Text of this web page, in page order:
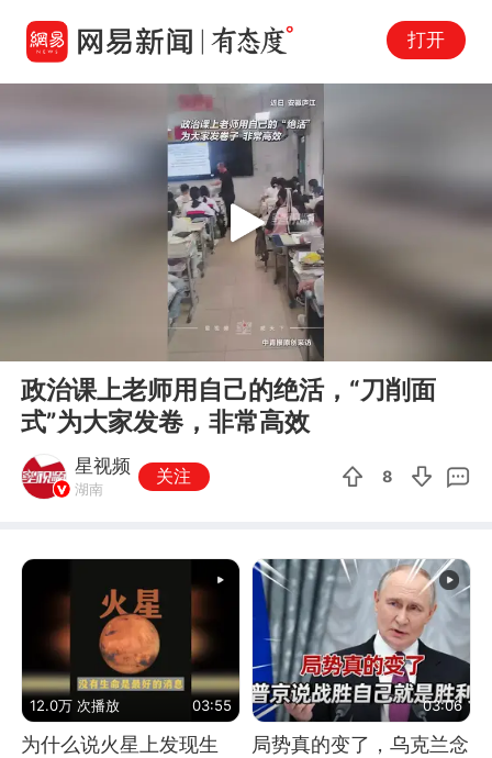
打开
Play
政治课上老师用自己的绝活，“刀削面
式”为大家发卷，非常高效
星视频
湖南
关注 8
12.0万 次播放 03:55
为什么说火星上发现生
03:06
局势真的变了，乌克兰念